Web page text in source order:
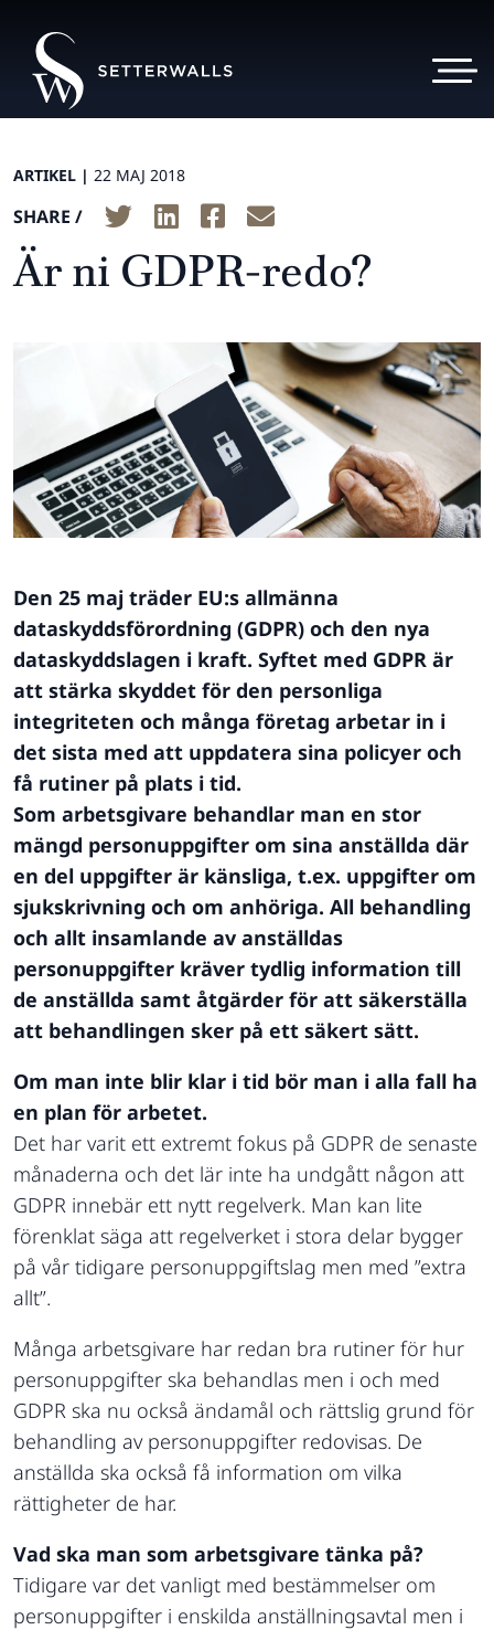
ARTIKEL | 22 MAJ 2018
SHARE /
Är ni GDPR-redo?
Den 25 maj träder EU:s allmänna
dataskyddsförordning (GDPR) och den nya
dataskyddslagen i kraft. Syftet med GDPR är
att stärka skyddet för den personliga
integriteten och många företag arbetar in i
det sista med att uppdatera sina policyer och
få rutiner på plats i tid.
Som arbetsgivare behandlar man en stor
mängd personuppgifter om sina anställda där
en del uppgifter är känsliga, t.ex. uppgifter om
sjukskrivning och om anhöriga. All behandling
och allt insamlande av anställdas
personuppgifter kräver tydlig information till
de anställda samt åtgärder för att säkerställa
att behandlingen sker på ett säkert sätt.
Om man inte blir klar i tid bör man i alla fall ha
en plan för arbetet.
Det har varit ett extremt fokus på GDPR de senaste
månaderna och det lär inte ha undgått någon att
GDPR innebär ett nytt regelverk. Man kan lite
förenklat säga att regelverket i stora delar bygger
på vår tidigare personuppgiftslag men med ”extra
allt”.
Många arbetsgivare har redan bra rutiner för hur
personuppgifter ska behandlas men i och med
GDPR ska nu också ändamål och rättslig grund för
behandling av personuppgifter redovisas. De
anställda ska också få information om vilka
rättigheter de har.
Vad ska man som arbetsgivare tänka på?
Tidigare var det vanligt med bestämmelser om
personuppgifter i enskilda anställningsavtal men i